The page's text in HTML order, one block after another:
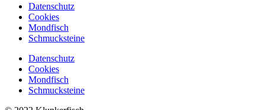
Datenschutz
Cookies
Mondfisch
Schmucksteine
Datenschutz
Cookies
Mondfisch
Schmucksteine